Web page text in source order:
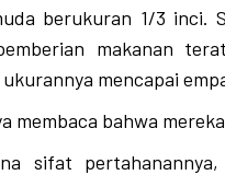
berukuran 1/3 inci.
makanan
mencapai
membaca bahwa
sifat